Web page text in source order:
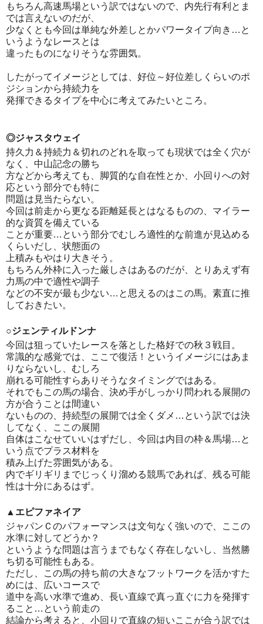
もちろん高速馬場という訳ではないので、内先行有利とま
では言えないのだが、
少なくとも今回は単純な外差しとかパワータイプ向き…と
いうようなレースとは
違ったものになりそうな雰囲気。
したがってイメージとしては、好位～好位差しくらいのポ
ジションから持続力を
発揮できるタイプを中心に考えてみたいところ。
◎ジャスタウェイ
持久力＆持続力＆切れのどれを取っても現状では全く穴が
なく、中山記念の勝ち
方などから考えても、脚質的な自在性とか、小回りへの対
応という部分でも特に
問題は見当たらない。
今回は前走から更なる距離延長とはなるものの、マイラー
的な資質を備えている
ことが重要…という部分でむしろ適性的な前進が見込める
くらいだし、状態面の
上積みもやはり大きそう。
もちろん外枠に入った厳しさはあるのだが、とりあえず有
力馬の中で適性や調子
などの不安が最も少ない…と思えるのはこの馬。素直に推
しておきたい。
○ジェンティルドンナ
今回は狙っていたレースを落とした格好での秋３戦目。
常識的な感覚では、ここで復活！というイメージにはあま
りならないし、むしろ
崩れる可能性すらありそうなタイミングではある。
それでもこの馬の場合、決め手がしっかり問われる展開の
方が合うことは間違い
ないものの、持続型の展開では全くダメ…という訳では決
してなく、ここの展開
自体はこなせていいはずだし、今回は内目の枠＆馬場…と
いう点でプラス材料を
積み上げた雰囲気がある。
内でギリギリまでじっくり溜める競馬であれば、残る可能
性は十分にあるはず。
▲エピファネイア
ジャパンＣのパフォーマンスは文句なく強いので、ここの
水準に対してどうか？
というような問題は言うまでもなく存在しないし、当然勝
ち切る可能性もある。
ただし、この馬の持ち前の大きなフットワークを活かすた
めには、広いコースで
道中を高い水準で進め、長い直線で真っ直ぐに力を発揮す
ること…という前走の
結論から考えると、小回りで直線の短いここが合う訳では